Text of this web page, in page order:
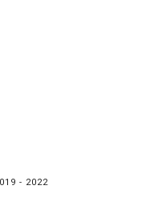
- 2022